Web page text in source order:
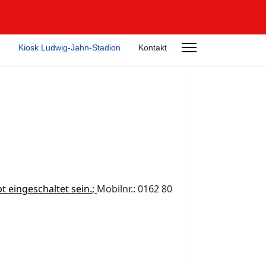
Kiosk Ludwig-Jahn-Stadion Kontakt
eingeschaltet sein.; Mobilnr.: 0162 80